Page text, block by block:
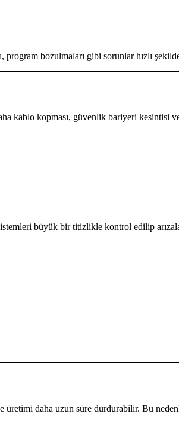
bozulmaları gibi sorunlar hızlı
kablo kopması, güvenlik bariyeri
büyük bir titizlikle kontrol edilip
üretimi daha uzun süre durdurabilir. Bu